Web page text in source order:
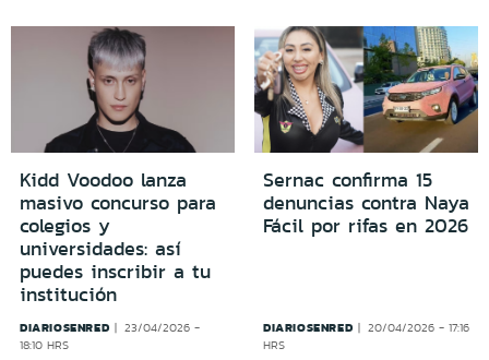
Kidd Voodoo lanza
masivo concurso para
colegios y
universidades: así
puedes inscribir a tu
institución
DIARIOSENRED
23/04/2026 -
18:10 HRS
Sernac confirma 15
denuncias contra Naya
Fácil por rifas en 2026
DIARIOSENRED
20/04/2026 - 17:16
HRS